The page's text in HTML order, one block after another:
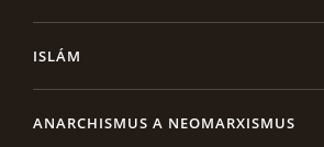
ISLÁM
ANARCHISMUS A NEOMARXISMUS